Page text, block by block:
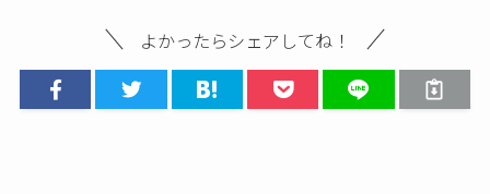
よかったらシェアしてね！